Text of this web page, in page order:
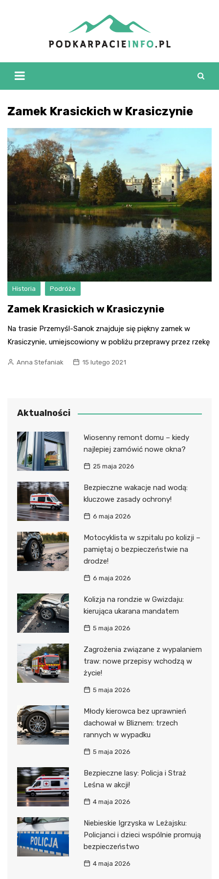
Zamek Krasickich w Krasiczynie
Historia Podróże
Zamek Krasickich w Krasiczynie
Na trasie Przemyśl-Sanok znajduje się piękny zamek w
Krasiczynie, umiejscowiony w pobliżu przeprawy przez rzekę
Anna Stefaniak 15 lutego 2021
Aktualności
Wiosenny remont domu – kiedy
najlepiej zamówić nowe okna?
25 maja 2026
Bezpieczne wakacje nad wodą:
kluczowe zasady ochrony!
6 maja 2026
Motocyklista w szpitalu po kolizji –
pamiętaj o bezpieczeństwie na
drodze!
6 maja 2026
Kolizja na rondzie w Gwizdaju:
kierująca ukarana mandatem
5 maja 2026
Zagrożenia związane z wypalaniem
traw: nowe przepisy wchodzą w
życie!
5 maja 2026
Młody kierowca bez uprawnień
dachował w Bliznem: trzech
rannych w wypadku
5 maja 2026
Bezpieczne lasy: Policja i Straż
Leśna w akcji!
4 maja 2026
Niebieskie Igrzyska w Leżajsku:
Policjanci i dzieci wspólnie promują
bezpieczeństwo
4 maja 2026